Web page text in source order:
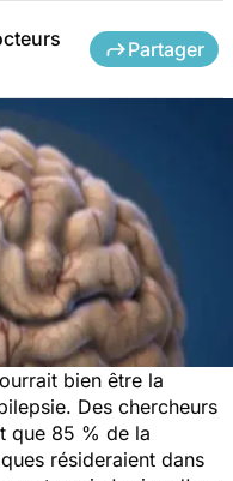
Partager
bien être la
Des chercheurs
que 85 % de la
résideraient dans